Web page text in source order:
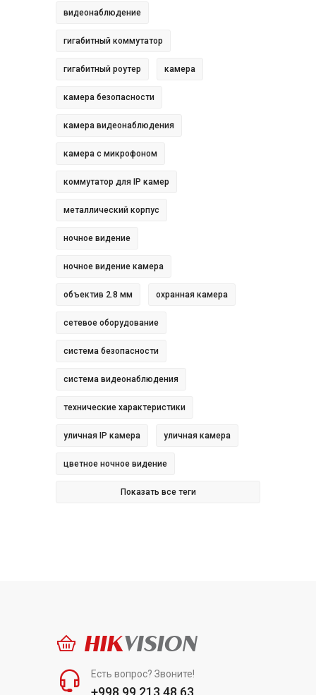
видеонаблюдение
гигабитный коммутатор
гигабитный роутер камера
камера безопасности
камера видеонаблюдения
камера с микрофоном
коммутатор для IP камер
металлический корпус
ночное видение
ночное видение камера
объектив 2.8 мм охранная камера
сетевое оборудование
система безопасности
система видеонаблюдения
технические характеристики
уличная IP камера уличная камера
цветное ночное видение
Показать все теги
HIKVISION
Есть вопрос? Звоните!
+998 99 213 48 63